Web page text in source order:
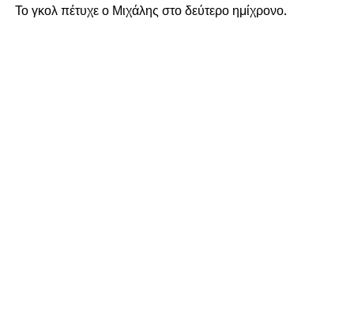
Το γκολ πέτυχε ο Μιχάλης στο δεύτερο ημίχρονο.